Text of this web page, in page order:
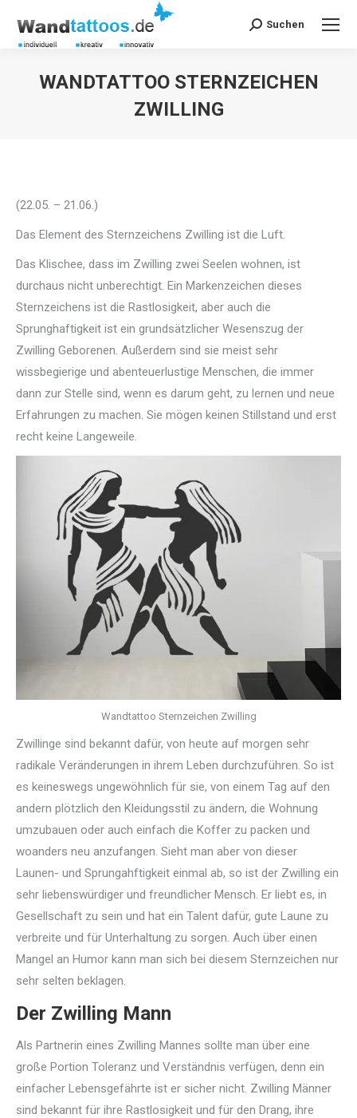
Search:
Suchen
WANDTATTOO STERNZEICHEN
ZWILLING
(22.05. – 21.06.)
Das Element des Sternzeichens Zwilling ist die Luft.
Das Klischee, dass im Zwilling zwei Seelen wohnen, ist
durchaus nicht unberechtigt. Ein Markenzeichen dieses
Sternzeichens ist die Rastlosigkeit, aber auch die
Sprunghaftigkeit ist ein grundsätzlicher Wesenszug der
Zwilling Geborenen. Außerdem sind sie meist sehr
wissbegierige und abenteuerlustige Menschen, die immer
dann zur Stelle sind, wenn es darum geht, zu lernen und neue
Erfahrungen zu machen. Sie mögen keinen Stillstand und erst
recht keine Langeweile.
Wandtattoo Sternzeichen Zwilling
Zwillinge sind bekannt dafür, von heute auf morgen sehr
radikale Veränderungen in ihrem Leben durchzuführen. So ist
es keineswegs ungewöhnlich für sie, von einem Tag auf den
andern plötzlich den Kleidungsstil zu ändern, die Wohnung
umzubauen oder auch einfach die Koffer zu packen und
woanders neu anzufangen. Sieht man aber von dieser
Launen- und Sprungahftigkeit einmal ab, so ist der Zwilling ein
sehr liebenswürdiger und freundlicher Mensch. Er liebt es, in
Gesellschaft zu sein und hat ein Talent dafür, gute Laune zu
verbreite und für Unterhaltung zu sorgen. Auch über einen
Mangel an Humor kann man sich bei diesem Sternzeichen nur
sehr selten beklagen.
Der Zwilling Mann
Als Partnerin eines Zwilling Mannes sollte man über eine
große Portion Toleranz und Verständnis verfügen, denn ein
einfacher Lebensgefährte ist er sicher nicht. Zwilling Männer
sind bekannt für ihre Rastlosigkeit und für den Drang, ihre